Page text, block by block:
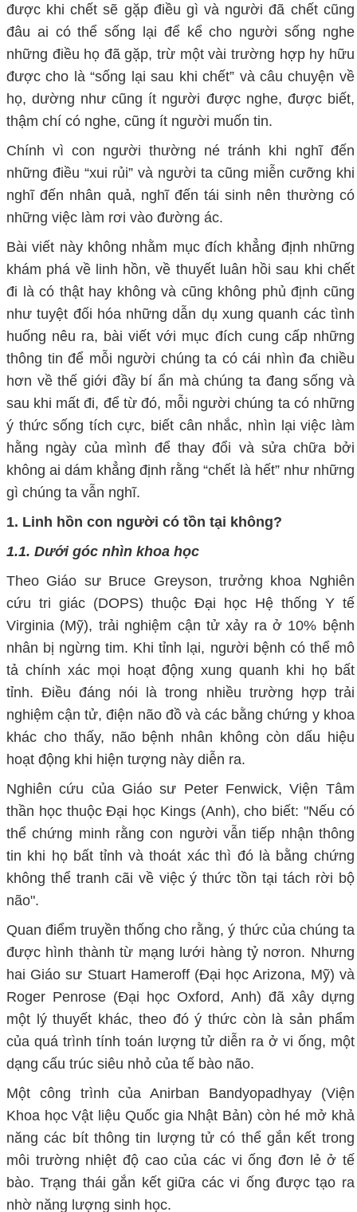
được khi chết sẽ gặp điều gì và người đã chết cũng
đâu ai có thể sống lại để kể cho người sống nghe
những điều họ đã gặp, trừ một vài trường hợp hy hữu
được cho là “sống lại sau khi chết” và câu chuyện về
họ, dường như cũng ít người được nghe, được biết,
thậm chí có nghe, cũng ít người muốn tin.
Chính vì con người thường né tránh khi nghĩ đến
những điều “xui rủi” và người ta cũng miễn cưỡng khi
nghĩ đến nhân quả, nghĩ đến tái sinh nên thường có
những việc làm rơi vào đường ác.
Bài viết này không nhằm mục đích khẳng định những
khám phá về linh hồn, về thuyết luân hồi sau khi chết
đi là có thật hay không và cũng không phủ định cũng
như tuyệt đối hóa những dẫn dụ xung quanh các tình
huống nêu ra, bài viết với mục đích cung cấp những
thông tin để mỗi người chúng ta có cái nhìn đa chiều
hơn về thế giới đầy bí ẩn mà chúng ta đang sống và
sau khi mất đi, để từ đó, mỗi người chúng ta có những
ý thức sống tích cực, biết cân nhắc, nhìn lại việc làm
hằng ngày của mình để thay đổi và sửa chữa bởi
không ai dám khẳng định rằng “chết là hết” như những
gì chúng ta vẫn nghĩ.
1. Linh hồn con người có tồn tại không?
1.1. Dưới góc nhìn khoa học
Theo Giáo sư Bruce Greyson, trưởng khoa Nghiên
cứu tri giác (DOPS) thuộc Đại học Hệ thống Y tế
Virginia (Mỹ), trải nghiệm cận tử xảy ra ở 10% bệnh
nhân bị ngừng tim. Khi tỉnh lại, người bệnh có thể mô
tả chính xác mọi hoạt động xung quanh khi họ bất
tỉnh. Điều đáng nói là trong nhiều trường hợp trải
nghiệm cận tử, điện não đồ và các bằng chứng y khoa
khác cho thấy, não bệnh nhân không còn dấu hiệu
hoạt động khi hiện tượng này diễn ra.
Nghiên cứu của Giáo sư Peter Fenwick, Viện Tâm
thần học thuộc Đại học Kings (Anh), cho biết: "Nếu có
thể chứng minh rằng con người vẫn tiếp nhận thông
tin khi họ bất tỉnh và thoát xác thì đó là bằng chứng
không thể tranh cãi về việc ý thức tồn tại tách rời bộ
não".
Quan điểm truyền thống cho rằng, ý thức của chúng ta
được hình thành từ mạng lưới hàng tỷ nơron. Nhưng
hai Giáo sư Stuart Hameroff (Đại học Arizona, Mỹ) và
Roger Penrose (Đại học Oxford, Anh) đã xây dựng
một lý thuyết khác, theo đó ý thức còn là sản phẩm
của quá trình tính toán lượng tử diễn ra ở vi ống, một
dạng cấu trúc siêu nhỏ của tế bào não.
Một công trình của Anirban Bandyopadhyay (Viện
Khoa học Vật liệu Quốc gia Nhật Bản) còn hé mở khả
năng các bít thông tin lượng tử có thể gắn kết trong
môi trường nhiệt độ cao của các vi ống đơn lẻ ở tế
bào. Trạng thái gắn kết giữa các vi ống được tạo ra
nhờ năng lượng sinh học.